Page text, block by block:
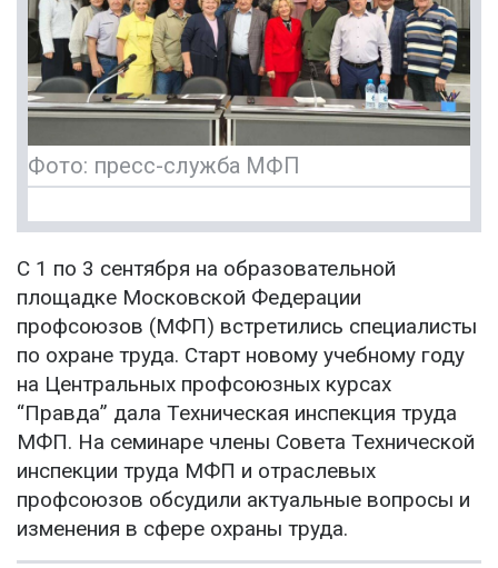
Фото: пресс-служба МФП
С 1 по 3 сентября на образовательной
площадке Московской Федерации
профсоюзов (МФП) встретились специалисты
по охране труда. Старт новому учебному году
на Центральных профсоюзных курсах
“Правда” дала Техническая инспекция труда
МФП. На семинаре члены Совета Технической
инспекции труда МФП и отраслевых
профсоюзов обсудили актуальные вопросы и
изменения в сфере охраны труда.